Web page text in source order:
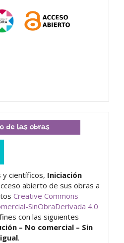
y científicos, Iniciación
abierto de sus obras a
Creative Commons
SinObraDerivada 4.0
con las siguientes
– No comercial – Sin
.